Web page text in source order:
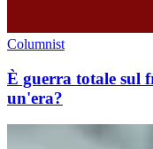
Columnist
È guerra totale sul
un'era?